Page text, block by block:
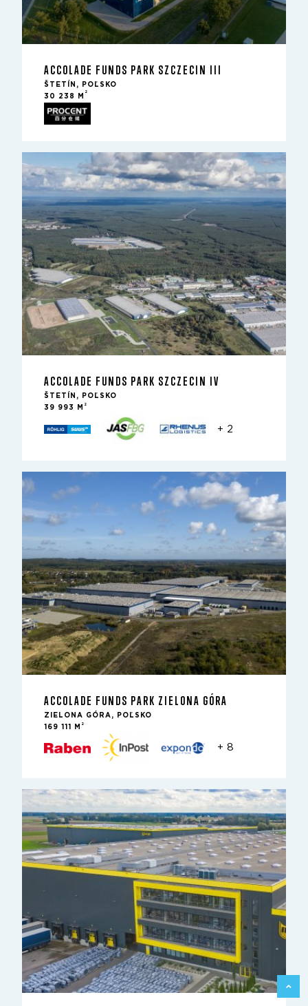
ACCOLADE FUNDS PARK SZCZECIN III
ŠTETÍN, POĽSKO
30 238 M
2
ACCOLADE FUNDS PARK SZCZECIN IV
ŠTETÍN, POĽSKO
39 993 M
2
+ 2
ACCOLADE FUNDS PARK ZIELONA GÓRA
ZIELONA GÓRA, POĽSKO
169 111 M
2
+ 8
SPÄŤ